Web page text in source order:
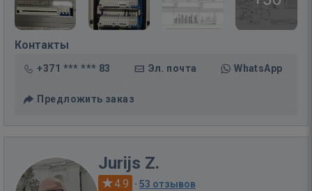
Контакты
+371 *** *** 83 Эл. почта WhatsApp
Предложить заказ
Jurijs Z.
4.9 · 53 отзывов